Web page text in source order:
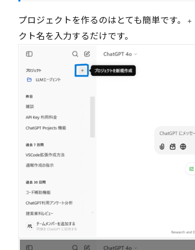
プロジェクトを作るのはとても簡単です。 ＋
クト名を入力するだけです。